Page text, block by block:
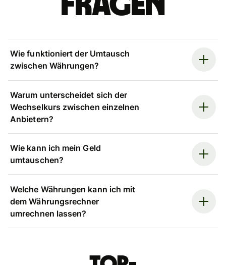
Wie funktioniert der Umtausch
zwischen Währungen?
Warum unterscheidet sich der
Wechselkurs zwischen einzelnen
Anbietern?
Wie kann ich mein Geld
umtauschen?
Welche Währungen kann ich mit
dem Währungsrechner
umrechnen lassen?